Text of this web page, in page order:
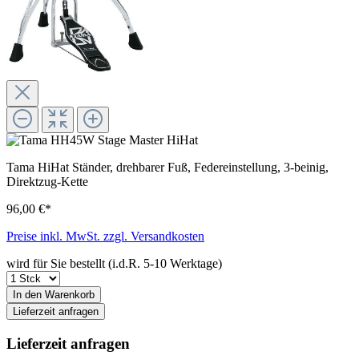
Tama HiHat Ständer, drehbarer Fuß, Federeinstellung, 3-beinig,
Direktzug-Kette
96,00 €*
Preise inkl. MwSt. zzgl. Versandkosten
wird für Sie bestellt (i.d.R. 5-10 Werktage)
In den Warenkorb
Lieferzeit anfragen
Lieferzeit anfragen